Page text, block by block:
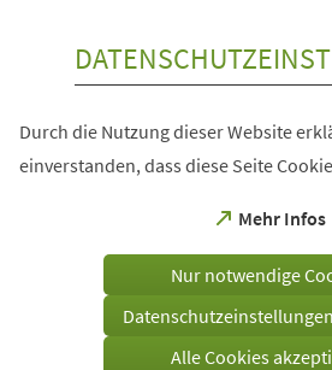
Durch die Nutzung dieser Website
einverstanden, dass diese Seite
Mehr Infos
(Öffnet
einem
Tab)
Nur notwendige
Alle Cookies